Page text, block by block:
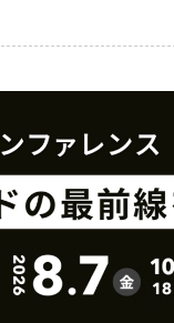
事
を
ェ
ア
す
る